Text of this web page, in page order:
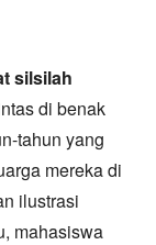
silsilah
di benak
tahun yang
mereka di
ilustrasi
mahasiswa